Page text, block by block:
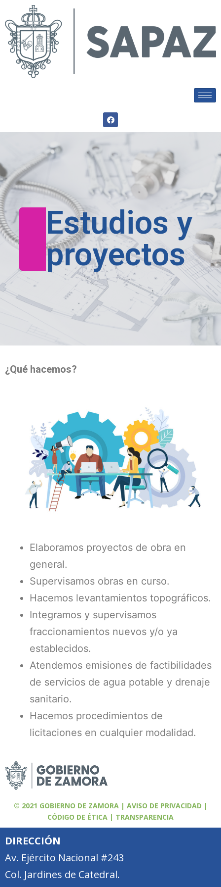
Estudios y
proyectos
¿Qué hacemos?
Elaboramos proyectos de obra en
general.
Supervisamos obras en curso.
Hacemos levantamientos topográficos.
Integramos y supervisamos
fraccionamientos nuevos y/o ya
establecidos.
Atendemos emisiones de factibilidades
de servicios de agua potable y drenaje
sanitario.
Hacemos procedimientos de
licitaciones en cualquier modalidad.
© 2021 GOBIERNO DE ZAMORA | AVISO DE PRIVACIDAD |
CÓDIGO DE ÉTICA | TRANSPARENCIA
DIRECCIÓN
Av. Ejército Nacional #243
Col. Jardines de Catedral.